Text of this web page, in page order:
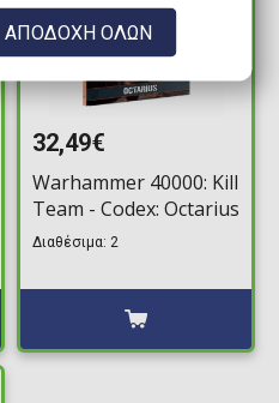
32,49€
Warhammer 40000: Kill
Team - Codex: Octarius
Διαθέσιμα: 2
ΑΠΟΔΟΧΗ ΟΛΩΝ